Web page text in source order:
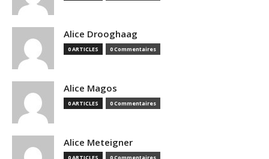
Alice Drooghaag
0 ARTICLES 0 Commentaires
Alice Magos
0 ARTICLES 0 Commentaires
Alice Meteigner